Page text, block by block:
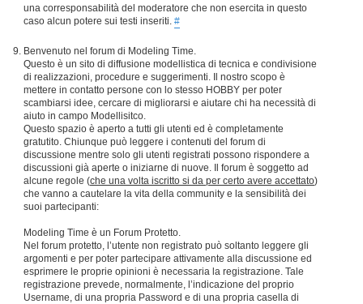
una corresponsabilità del moderatore che non esercita in questo
caso alcun potere sui testi inseriti. #
Benvenuto nel forum di Modeling Time.
Questo è un sito di diffusione modellistica di tecnica e condivisione
di realizzazioni, procedure e suggerimenti. Il nostro scopo è
mettere in contatto persone con lo stesso HOBBY per poter
scambiarsi idee, cercare di migliorarsi e aiutare chi ha necessità di
aiuto in campo Modellisitco.
Questo spazio è aperto a tutti gli utenti ed è completamente
gratutito. Chiunque può leggere i contenuti del forum di
discussione mentre solo gli utenti registrati possono rispondere a
discussioni già aperte o iniziarne di nuove. Il forum è soggetto ad
alcune regole (che una volta iscritto si da per certo avere accettato)
che vanno a cautelare la vita della community e la sensibilità dei
suoi partecipanti:
Modeling Time è un Forum Protetto.
Nel forum protetto, l’utente non registrato può soltanto leggere gli
argomenti e per poter partecipare attivamente alla discussione ed
esprimere le proprie opinioni è necessaria la registrazione. Tale
registrazione prevede, normalmente, l’indicazione del proprio
Username, di una propria Password e di una propria casella di